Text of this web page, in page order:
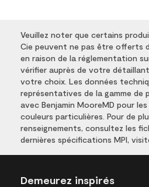
Veuillez noter que certains
Cie peuvent ne pas être offerts
en raison de la réglementation
vérifier auprès de votre
votre choix. Les données
représentatives de la gamme de
avec Benjamin MooreMD pour
couleurs particulières. Pour de
renseignements, consultez les
dernières spécifications MPI,
Demeurez inspirés